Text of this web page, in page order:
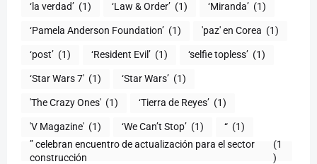
‘la verdad’ (1) ‘Law & Order’ (1) ‘Miranda’ (1)
‘Pamela Anderson Foundation’ (1) 'paz' en Corea (1)
‘post’ (1) ‘Resident Evil’ (1) ‘selfie topless’ (1)
‘Star Wars 7′ (1) ‘Star Wars’ (1)
'The Crazy Ones' (1) ‘Tierra de Reyes’ (1)
'V Magazine' (1) ‘We Can’t Stop’ (1) “ (1)
” celebran encuentro de actualización para el sector
construcción
(1
)